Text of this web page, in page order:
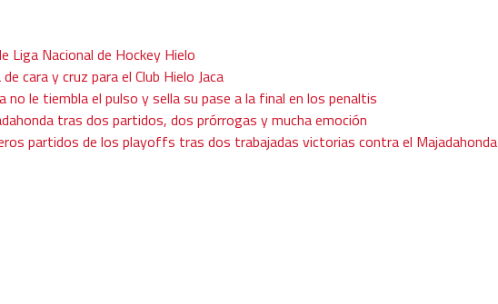
Liga Nacional de Hockey Hielo
cara y cruz para el Club Hielo Jaca
no le tiembla el pulso y sella su pase a la final en los penaltis
tras dos partidos, dos prórrogas y mucha emoción
partidos de los playoffs tras dos trabajadas victorias contra el Majadahonda